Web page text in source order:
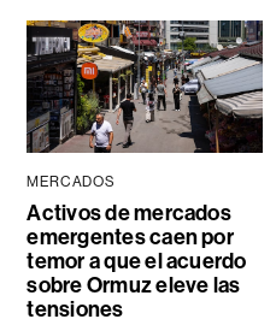
MERCADOS
Activos de mercados
emergentes caen por
temor a que el acuerdo
sobre Ormuz eleve las
tensiones